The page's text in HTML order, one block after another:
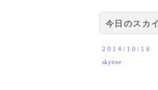
今日のスカ